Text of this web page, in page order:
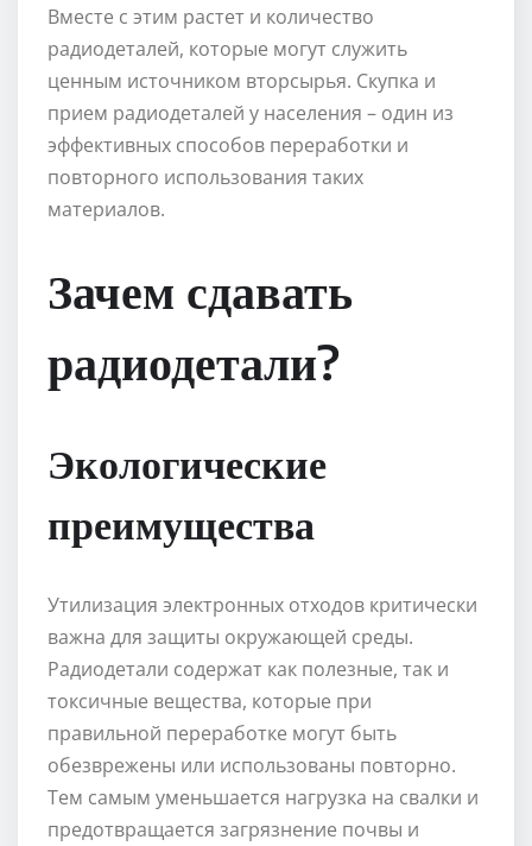
Вместе с этим растет и количество
радиодеталей, которые могут служить
ценным источником вторсырья. Скупка и
прием радиодеталей у населения – один из
эффективных способов переработки и
повторного использования таких
материалов.
Зачем сдавать
радиодетали?
Экологические
преимущества
Утилизация электронных отходов критически
важна для защиты окружающей среды.
Радиодетали содержат как полезные, так и
токсичные вещества, которые при
правильной переработке могут быть
обезврежены или использованы повторно.
Тем самым уменьшается нагрузка на свалки и
предотвращается загрязнение почвы и